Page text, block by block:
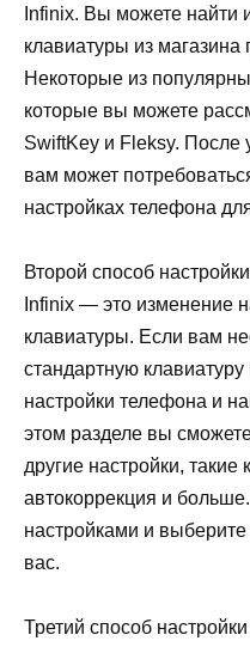
Infinix. Вы можете найти
клавиатуры из
Некоторые из
которые вы можете
SwiftKey и Fleksy. После
вам может
настройках телефона
Второй способ
Infinix — это изменение
клавиатуры. Если вам
стандартную
настройки телефона и
этом разделе вы
другие настройки, такие
автокоррекция и
настройками и
вас.
Третий способ